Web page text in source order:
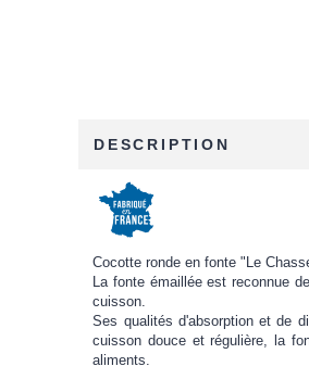
DESCRIPTION
Cocotte ronde en fonte "Le
La fonte émaillée est reconnue
cuisson.
Ses qualités d'absorption et de
cuisson douce et régulière, la
aliments.